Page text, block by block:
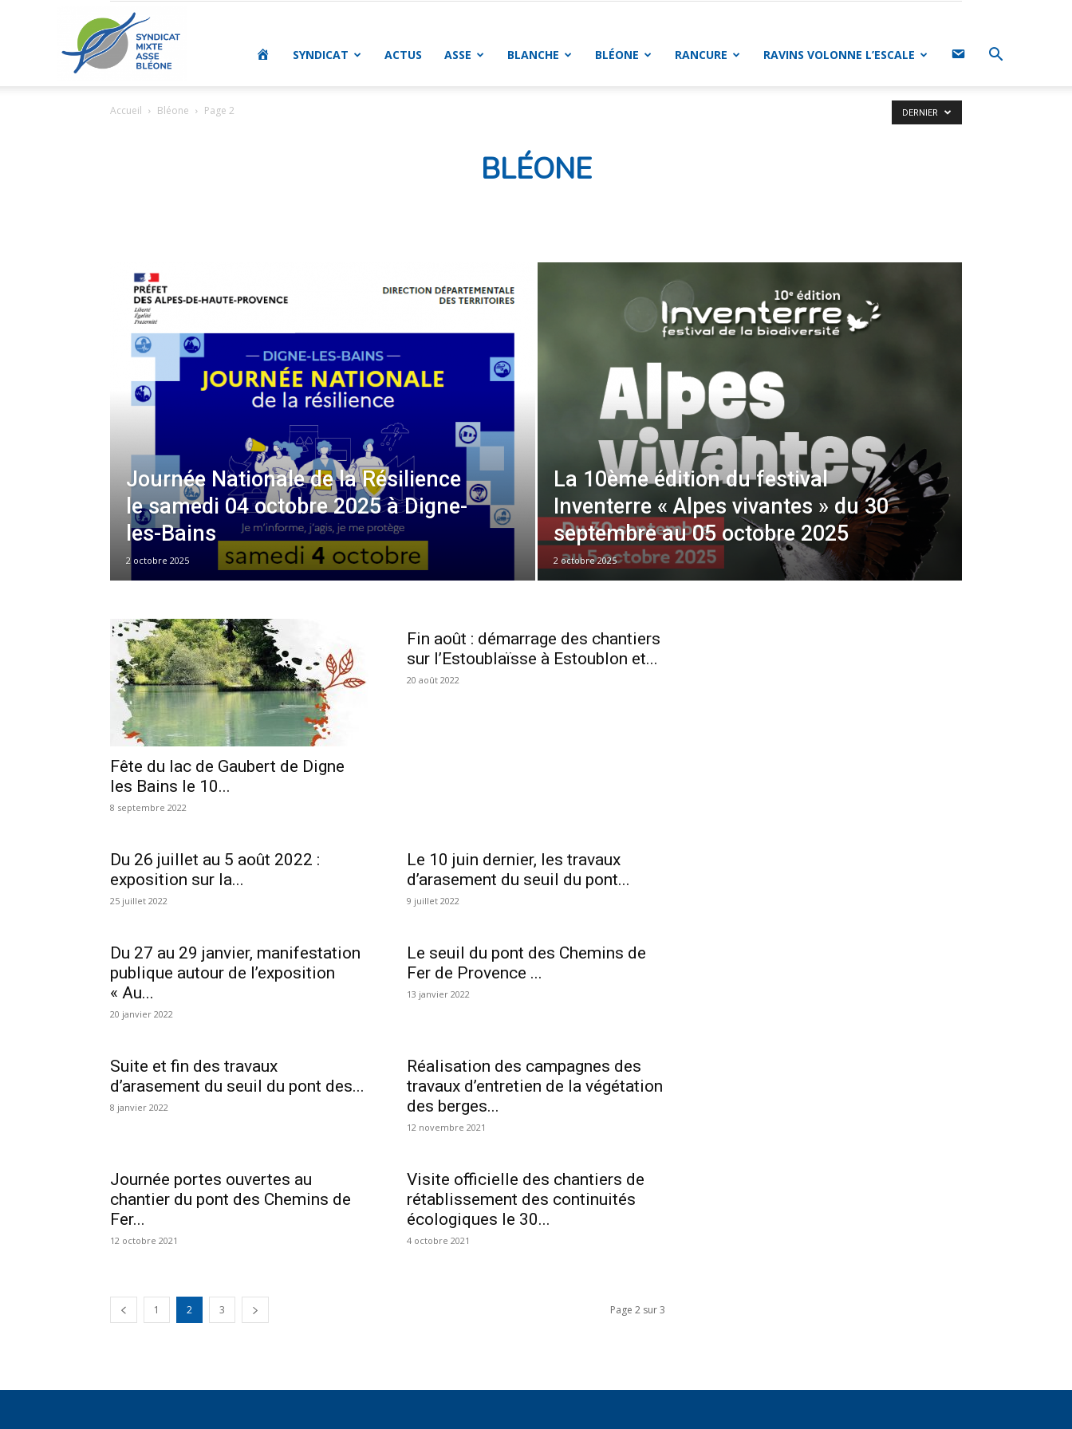
Mixte
Asse
ACCUEIL
SYNDICAT ACTUS ASSE BLANCHE BLÉONE RANCURE RAVINS VOLONNE L’ESCALE CONTACT
Accueil Bléone Page 2
BLÉONE
DERNIER
Journée Nationale de la Résilience
le samedi 04 octobre 2025 à Digne-
les-Bains
2 octobre 2025
La 10ème édition du festival
Inventerre « Alpes vivantes » du 30
septembre au 05 octobre 2025
2 octobre 2025
Fête du lac de Gaubert de Digne
les Bains le 10...
8 septembre 2022
Fin août : démarrage des chantiers
sur l’Estoublaïsse à Estoublon et...
20 août 2022
Du 26 juillet au 5 août 2022 :
exposition sur la...
25 juillet 2022
Le 10 juin dernier, les travaux
d’arasement du seuil du pont...
9 juillet 2022
Du 27 au 29 janvier, manifestation
publique autour de l’exposition
« Au...
20 janvier 2022
Le seuil du pont des Chemins de
Fer de Provence ...
13 janvier 2022
Suite et fin des travaux
d’arasement du seuil du pont des...
8 janvier 2022
Réalisation des campagnes des
travaux d’entretien de la végétation
des berges...
12 novembre 2021
Journée portes ouvertes au
chantier du pont des Chemins de
Fer...
12 octobre 2021
Visite officielle des chantiers de
rétablissement des continuités
écologiques le 30...
4 octobre 2021
1 2 3 Page 2 sur 3